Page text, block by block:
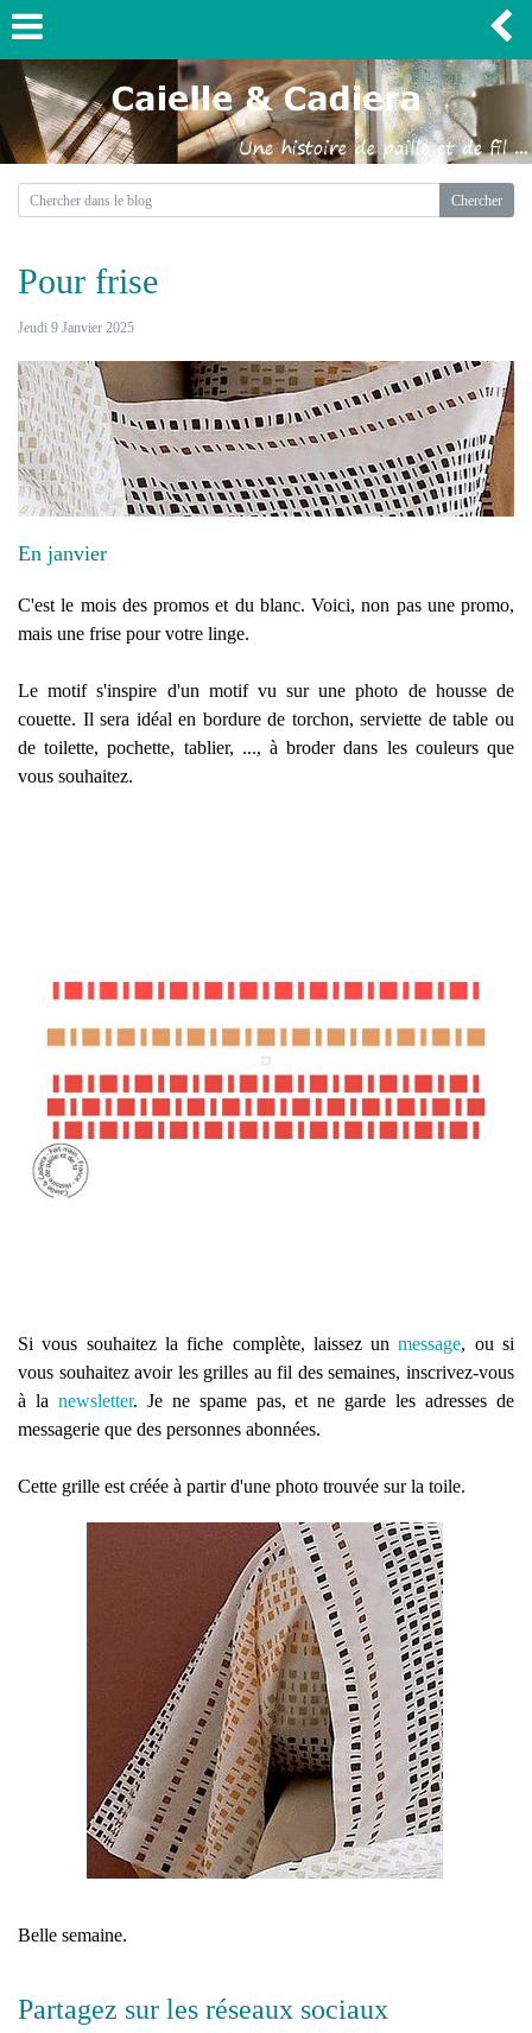
Pour frise
Jeudi 9 Janvier 2025
En janvier
C'est le mois des promos et du blanc. Voici, non pas une promo,
mais une frise pour votre linge.
Le motif s'inspire d'un motif vu sur une photo de housse de
couette. Il sera idéal en bordure de torchon, serviette de table ou
de toilette, pochette, tablier, ..., à broder dans les couleurs que
vous souhaitez.
Si vous souhaitez la fiche complète, laissez unmessage, ou si
vous souhaitez avoir les grilles au fil des semaines, inscrivez-vous
à la newsletter. Je ne spame pas, et ne garde les adresses de
messagerie que des personnes abonnées.
Cette grille est créée à partir d'une photo trouvée sur la toile.
Belle semaine.
Partagez sur les réseaux sociaux